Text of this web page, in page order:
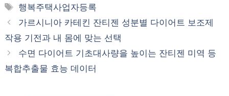
테
리
태
그
행복주택사업자등록
가르시니아 카테킨 잔티젠 성분별 다이어트 보조제
작용 기전과 내 몸에 맞는 선택
수면 다이어트 기초대사량을 높이는 잔티젠 미역 등
복합추출물 효능 데이터